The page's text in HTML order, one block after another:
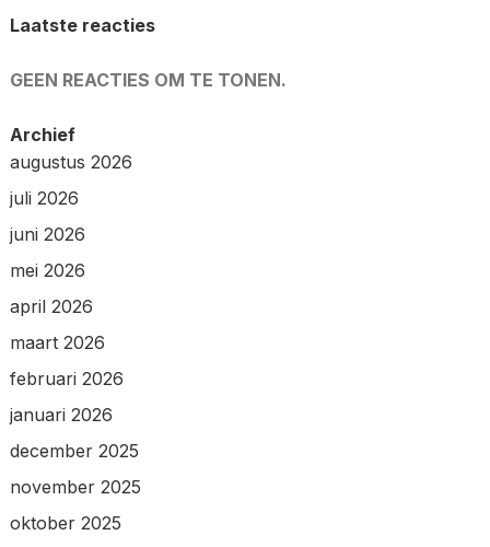
Laatste reacties
GEEN REACTIES OM TE TONEN.
Archief
augustus 2026
juli 2026
juni 2026
mei 2026
april 2026
maart 2026
februari 2026
januari 2026
december 2025
november 2025
oktober 2025